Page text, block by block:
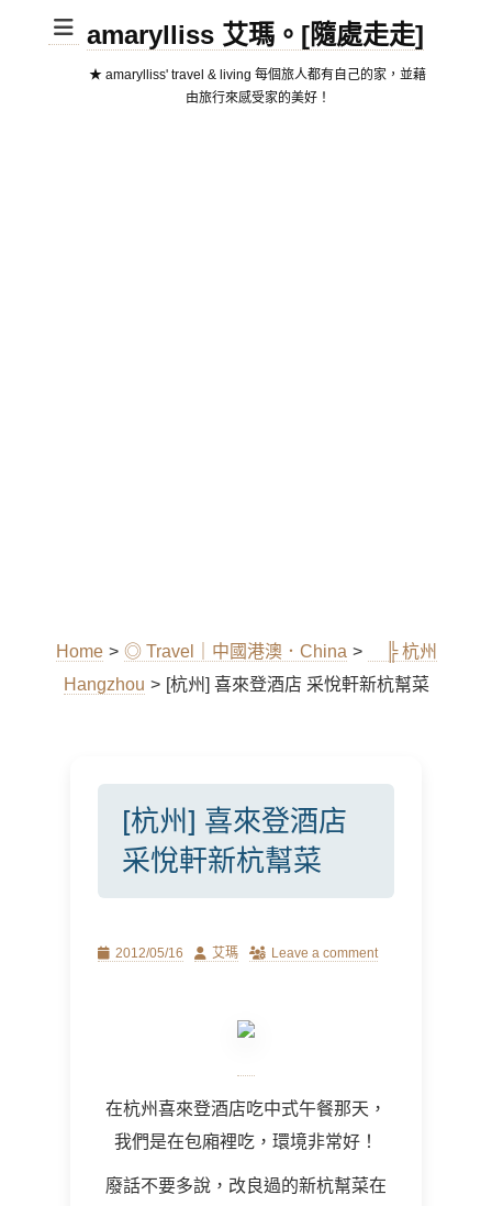
amarylliss 艾瑪。[隨處走走]
★ amarylliss' travel & living 每個旅人都有自己的家，並藉
由旅行來感受家的美好！
Home > ◎ Travel｜中國港澳．China >
╠ 杭州
Hangzhou > [杭州] 喜來登酒店 采悅軒新杭幫菜
[杭州] 喜來登酒店
采悅軒新杭幫菜
Posted2012/05/16 Author
艾瑪 Leave a comment
在杭州喜來登酒店吃中式午餐那天，
我們是在包廂裡吃，環境非常好！
廢話不要多說，改良過的新杭幫菜在